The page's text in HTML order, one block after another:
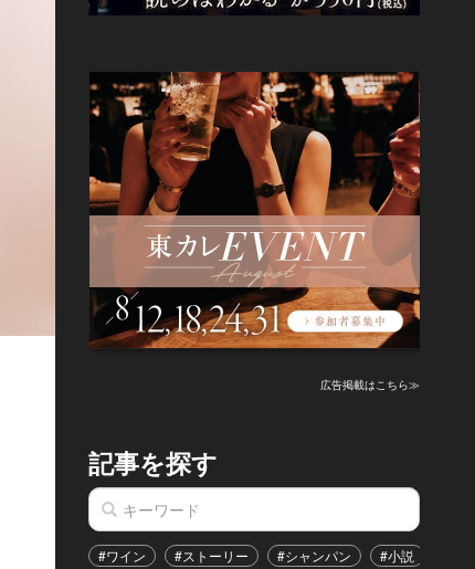
広告掲載はこちら≫
記事を探す
#ワイン #ストーリー #シャンパン #小説